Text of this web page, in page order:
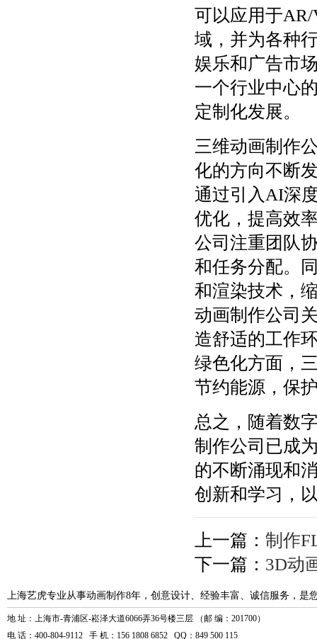
可以应用于
域，并为各种
娱乐和广告市
一个行业中心
定制化发展。
三维动画制作
化的方向不断
通过引入AI深
优化，提高效
公司注重团队
和任务分配。
和渲染技术，
动画制作公司
造舒适的工作
绿色化方面，
节约能源，保
总之，随着数
制作公司已成
的不断涌现和
创新和学习，
上一篇： 制作
下一篇： 3D动
上海艺虎专业从事动画制作8年，创意设计、经验丰富、诚信服务，是
地 址：上海市-青浦区-崧泽大道6066弄36号楼三层 （邮 编：201700）
电 话：400-804-9112 手 机：156 1808 6852 QQ：849 500 115